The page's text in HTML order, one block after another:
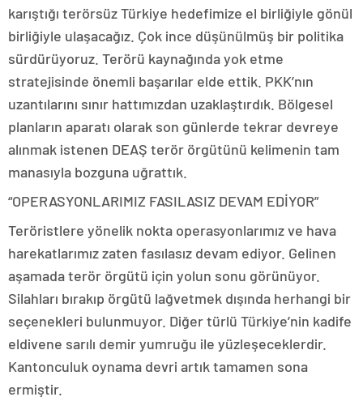
karıştığı terörsüz Türkiye hedefimize el birliğiyle gönül
birliğiyle ulaşacağız. Çok ince düşünülmüş bir politika
sürdürüyoruz. Terörü kaynağında yok etme
stratejisinde önemli başarılar elde ettik. PKK’nın
uzantılarını sınır hattımızdan uzaklaştırdık. Bölgesel
planların aparatı olarak son günlerde tekrar devreye
alınmak istenen DEAŞ terör örgütünü kelimenin tam
manasıyla bozguna uğrattık.
“OPERASYONLARIMIZ FASILASIZ DEVAM EDİYOR”
Teröristlere yönelik nokta operasyonlarımız ve hava
harekatlarımız zaten fasılasız devam ediyor. Gelinen
aşamada terör örgütü için yolun sonu görünüyor.
Silahları bırakıp örgütü lağvetmek dışında herhangi bir
seçenekleri bulunmuyor. Diğer türlü Türkiye’nin kadife
eldivene sarılı demir yumruğu ile yüzleşeceklerdir.
Kantonculuk oynama devri artık tamamen sona
ermiştir.